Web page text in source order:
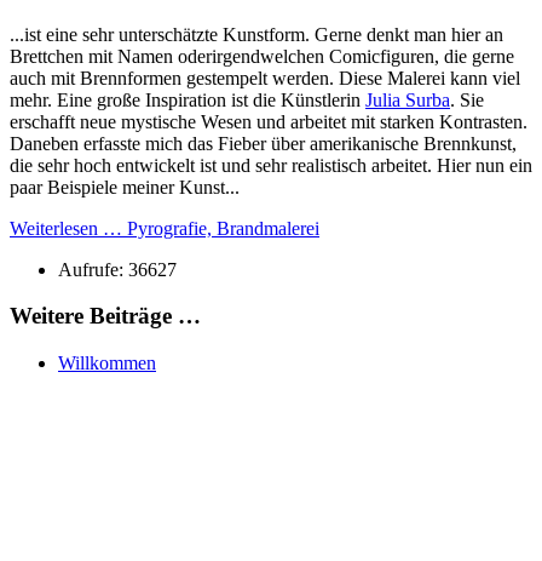
...ist eine sehr unterschätzte Kunstform. Gerne denkt man hier an
Brettchen mit Namen oderirgendwelchen Comicfiguren, die gerne
auch mit Brennformen gestempelt werden. Diese Malerei kann viel
mehr. Eine große Inspiration ist die Künstlerin Julia Surba. Sie
erschafft neue mystische Wesen und arbeitet mit starken Kontrasten.
Daneben erfasste mich das Fieber über amerikanische Brennkunst,
die sehr hoch entwickelt ist und sehr realistisch arbeitet. Hier nun ein
paar Beispiele meiner Kunst...
Weiterlesen … Pyrografie, Brandmalerei
Aufrufe: 36627
Weitere Beiträge …
Willkommen